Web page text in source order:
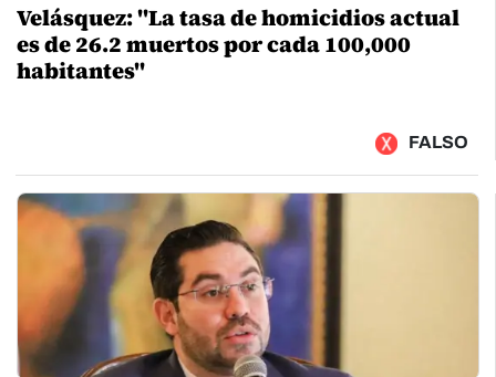
Velásquez: "La tasa de homicidios actual
es de 26.2 muertos por cada 100,000
habitantes"
FALSO